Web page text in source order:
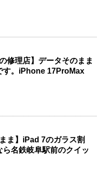
修理店】データそのまま
す。iPhone 17ProMax
ま】iPad 7のガラス割
ら名鉄岐阜駅前のクイッ